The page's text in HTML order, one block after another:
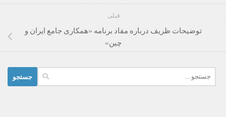
قبلی
توضیحات ظریف درباره مفاد برنامه «همکاری جامع ایران و
چین»
برای: